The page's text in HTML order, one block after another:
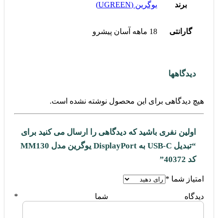
برند یوگرین (UGREEN)
گارانتی 18 ماهه آسان پیشرو
دیدگاهها
هیچ دیدگاهی برای این محصول نوشته نشده است.
اولین نفری باشید که دیدگاهی را ارسال می کنید برای
“تبدیل USB-C به DisplayPort یوگرین مدل MM130
کد 40372”
امتیاز شما *
دیدگاه شما *